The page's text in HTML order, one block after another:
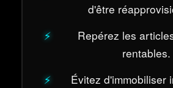
d'être
Repérez les
rentables.
Évitez d'immobiliser